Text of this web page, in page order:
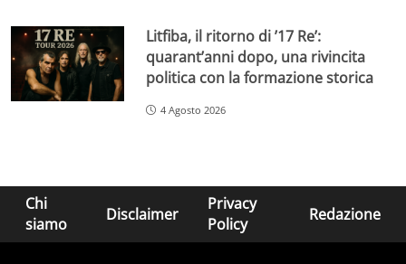
Litfiba, il ritorno di ’17 Re’:
quarant’anni dopo, una rivincita
politica con la formazione storica
4 Agosto 2026
Chi
siamo
Disclaimer
Privacy
Policy
Redazione